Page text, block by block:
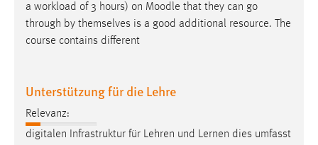
a workload of 3 hours) on Moodle that they can go
through by themselves is a good additional resource. The
course contains different
Unterstützung für die Lehre
Relevanz:
digitalen Infrastruktur für Lehren und Lernen dies umfasst